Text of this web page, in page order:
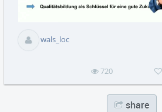
wals_loc
720
share